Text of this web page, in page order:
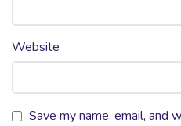
Website
Save my name, email, and